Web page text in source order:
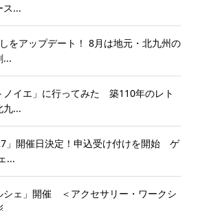
ス...
をアップデート！ 8月は地元・北九州の
...
ノイエ」に行ってみた 築110年のレト
九...
」開催日決定！申込受け付けを開始 ゲ
...
シェ」開催 ＜アクセサリー・ワークシ